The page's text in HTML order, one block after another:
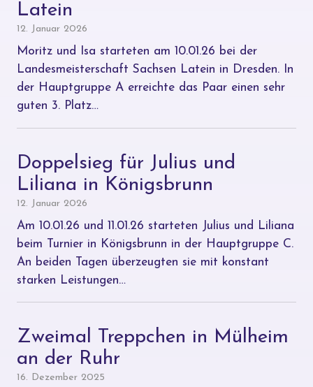
Latein
12. Januar 2026
Moritz und Isa starteten am 10.01.26 bei der
Landesmeisterschaft Sachsen Latein in Dresden. In
der Hauptgruppe A erreichte das Paar einen sehr
guten 3. Platz…
Doppelsieg für Julius und
Liliana in Königsbrunn
12. Januar 2026
Am 10.01.26 und 11.01.26 starteten Julius und Liliana
beim Turnier in Königsbrunn in der Hauptgruppe C.
An beiden Tagen überzeugten sie mit konstant
starken Leistungen…
Zweimal Treppchen in Mülheim
an der Ruhr
16. Dezember 2025